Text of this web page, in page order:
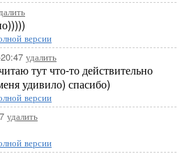
версии
удалить
тут что-то действительно
удивило) спасибо)
версии
удалить
версии